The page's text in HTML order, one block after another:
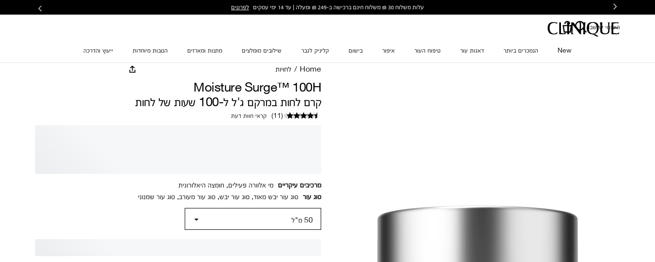
עלות משלוח 30 ₪ משלוח חינם ברכישה ב-249 ₪ ומעלה | עד 14 ימי עסקים לפרטים
היכנסי לחשבון
New הנמכרים ביותר דאגות עור טיפוח העור איפור בישום קליניק לגבר שילובים מומלצים מתנות ומארזים הטבות מיוחדות ייעוץ והדרכה
Home
/ לחויות
Moisture Surge™ 100H
קרם לחות במרקם ג'ל ל-100 שעות של לחות
(
11
) קראי חוות דעת
מרכיבים עיקריים מי אלוורה פעילים, חומצה היאלורונית
סוג עור סוג עור יבש מאוד, סוג עור יבש, סוג עור מעורב, סוג עור שמנוני
50 מ"ל